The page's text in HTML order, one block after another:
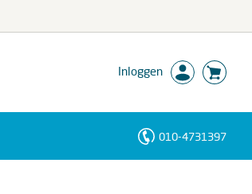
Inloggen
010-4731397